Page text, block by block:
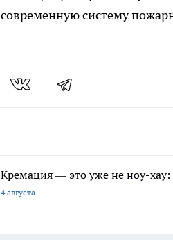
современную систему
Кремация — это уже не ноу-хау:
4 августа